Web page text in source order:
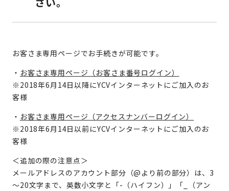
お客さま専用ページでお手続きが可能です。
・ お客さま専用ページ（お客さま番号ログイン）
※2018年6月14日以降にYCVインターネットにご加入のお
客様
・ お客さま専用ページ（アクセスナンバーログイン）
※2018年6月14日以前にYCVインターネットにご加入のお
客様
＜追加の際の注意点＞
メールアドレスのアカウント部分（@より前の部分）は、3
～20文字まで、英数小文字と「-（ハイフン）」「_（アン